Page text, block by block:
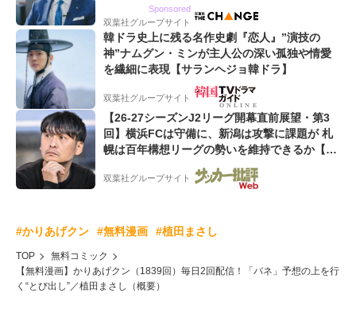
Sponsored
双葉社グループサイト
韓ドラ史上に残る名作史劇『恋人』”演技の
神”ナムグン・ミンが主人公の深い孤独や情愛
を繊細に表現【サランヘジョ韓ドラ】
双葉社グループサイト
【26-27シーズンJ2リーグ開幕直前展望・第3
回】横浜FCは守備に、新潟は攻撃に課題が 札
幌は百年構想リーグの勢いを維持できるか【戸
塚啓のJ2のミカタ】(2)
双葉社グループサイト
#かりあげクン #無料漫画 #植田まさし
TOP
無料コミック
【無料漫画】かりあげクン（1839回）毎日2回配信！「バネ」予想の上を行
く“とび出し”／植田まさし（概要）